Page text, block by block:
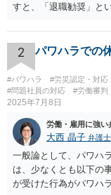
すと、「退職勧奨」と
職を求めただけではな
わらず、その後でも
ハラスメントとは、同
係などの職場内の優位
的・身体的苦痛を与え
パワハラの事案は、証
お伺いして、法的に正
これらに該当するかど
応が必要です。客観的
場合には、労務管理と
じた弁護士等に相談し
上で、今後の対応を検
2 パワハラでの
#パワハラ #労災認定・対応
#問題社員の対応
#労働審判
2025年7月8日
労働・雇用に強い
大西 晶子 弁護士
一般論として、パワハ
は、少なくとも以下の
が受けた行為がパワハ